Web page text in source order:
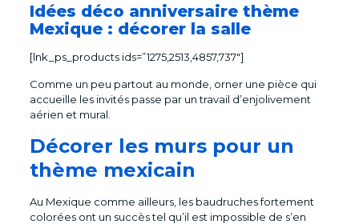
Idées déco anniversaire thème
Mexique : décorer la salle
[lnk_ps_products ids=”1275,2513,4857,737″]
Comme un peu partout au monde, orner une pièce qui
accueille les invités passe par un travail d’enjolivement
aérien et mural.
Décorer les murs pour un
thème mexicain
Au Mexique comme ailleurs, les baudruches fortement
colorées ont un succès tel qu’il est impossible de s’en